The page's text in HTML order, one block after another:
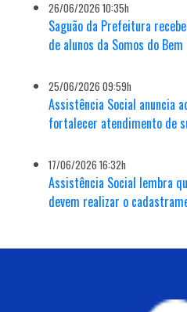
26/06/2026 10:35h
Saguão da Prefeitura
de alunos da Somos do Bem
25/06/2026 09:59h
Assistência Social anuncia
fortalecer atendimento de
17/06/2026 16:32h
Assistência Social lembra
devem realizar o